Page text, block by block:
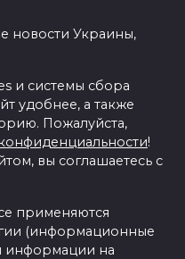
новости Украины,
и системы сбора
удобнее, а также
Пожалуйста,
!
вы соглашаетесь с
применяются
(информационные
информации на